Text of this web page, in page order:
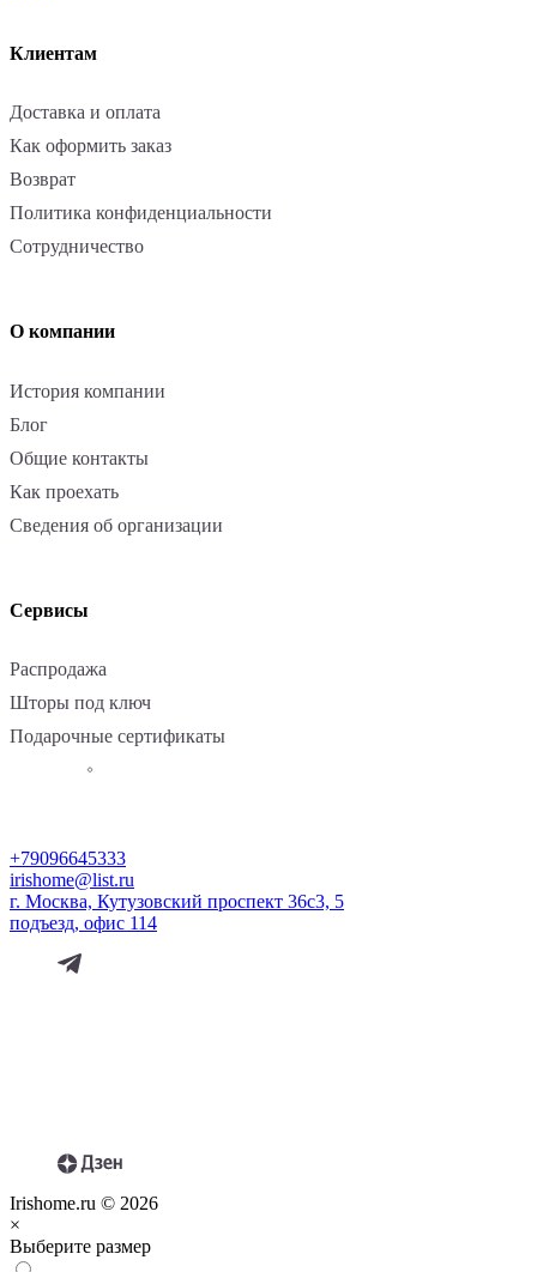
Клиентам
Доставка и оплата
Как оформить заказ
Возврат
Политика конфиденциальности
Сотрудничество
О компании
История компании
Блог
Общие контакты
Как проехать
Сведения об организации
Сервисы
Распродажа
Шторы под ключ
Подарочные сертификаты
+79096645333
irishome@list.ru
г. Москва, Кутузовский проспект 36с3, 5
подъезд, офис 114
Irishome.ru © 2026
×
Выберите размер